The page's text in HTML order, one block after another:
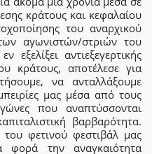
κράτους και κεφαλαίου
του αναρχικού
αγωνιστών/στριών του
εξελίξει αντιεξεγερτικής
κράτους, αποτέλεσε για
να ανταλλάξουμε
μας μέσα από τους
που αναπτύσσονται
βαρβαρότητα.
φετινού φεστιβάλ μας
φορά την αναγκαιότητα